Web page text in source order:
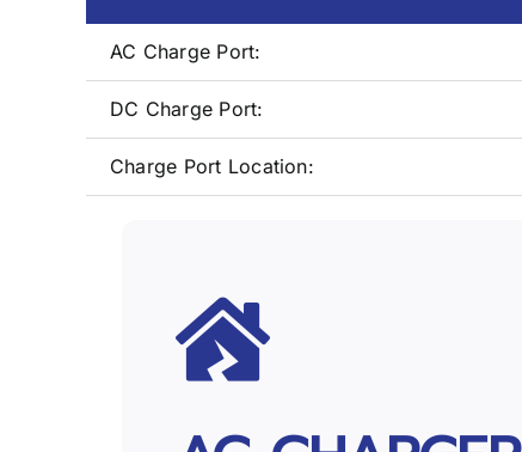
AC Charge Port:
DC Charge Port:
Charge Port Location: